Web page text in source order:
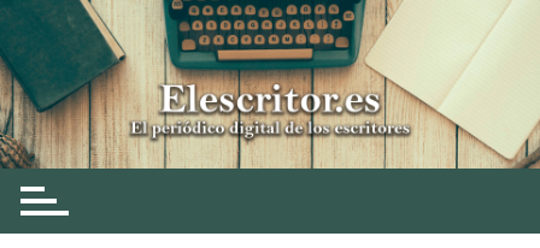
Skip
to
content
Elescritor.es
El periódico digital de los escritores